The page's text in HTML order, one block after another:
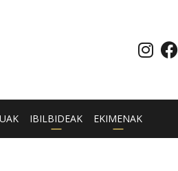
IBILBIDEAK EKIMENAK